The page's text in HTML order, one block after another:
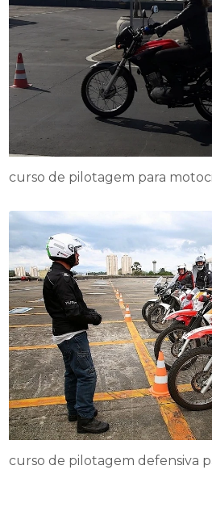
curso de pilotagem para
curso de pilotagem defensiva